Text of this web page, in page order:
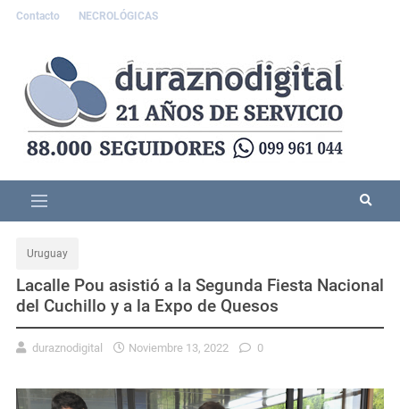
Contacto NECROLÓGICAS
Uruguay
Lacalle Pou asistió a la Segunda Fiesta Nacional
del Cuchillo y a la Expo de Quesos
duraznodigital Noviembre 13, 2022 0